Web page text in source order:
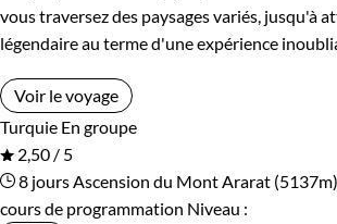
vous traversez des paysages variés, jusqu'à
légendaire au terme d'une expérience
Voir le voyage
Turquie En groupe
2,50 / 5
8 jours Ascension du Mont Ararat (5137m)
cours de programmation Niveau :